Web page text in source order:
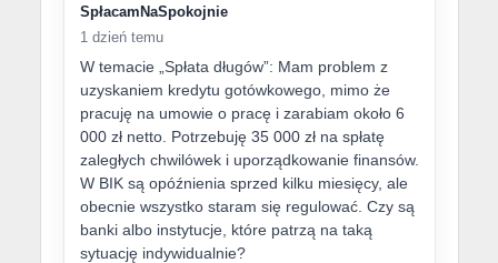
SpłacamNaSpokojnie
1 dzień temu
W temacie „Spłata długów”: Mam problem z
uzyskaniem kredytu gotówkowego, mimo że
pracuję na umowie o pracę i zarabiam około 6
000 zł netto. Potrzebuję 35 000 zł na spłatę
zaległych chwilówek i uporządkowanie finansów.
W BIK są opóźnienia sprzed kilku miesięcy, ale
obecnie wszystko staram się regulować. Czy są
banki albo instytucje, które patrzą na taką
sytuację indywidualnie?